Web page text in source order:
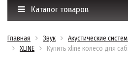
Каталог товаров
Главная Звук Акустические
XLINE
Купить xline колесо для